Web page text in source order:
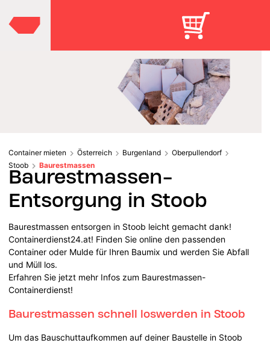
Container mieten Österreich Burgenland
Oberpullendorf
Stoob
Baurestmassen
Baurestmassen-
Entsorgung in Stoob
Baurestmassen entsorgen in Stoob leicht gemacht dank!
Containerdienst24.at! Finden Sie online den passenden
Container oder Mulde für Ihren Baumix und werden Sie Abfall
und Müll los.
Erfahren Sie jetzt mehr Infos zum Baurestmassen-
Containerdienst!
Baurestmassen schnell loswerden in Stoob
Um das Bauschuttaufkommen auf deiner Baustelle in Stoob